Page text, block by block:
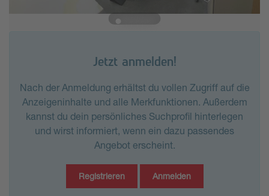
Jetzt anmelden!
Nach der Anmeldung erhältst du vollen Zugriff auf die
Anzeigeninhalte und alle Merkfunktionen. Außerdem
kannst du dein persönliches Suchprofil hinterlegen
und wirst informiert, wenn ein dazu passendes
Angebot erscheint.
Registrieren Anmelden